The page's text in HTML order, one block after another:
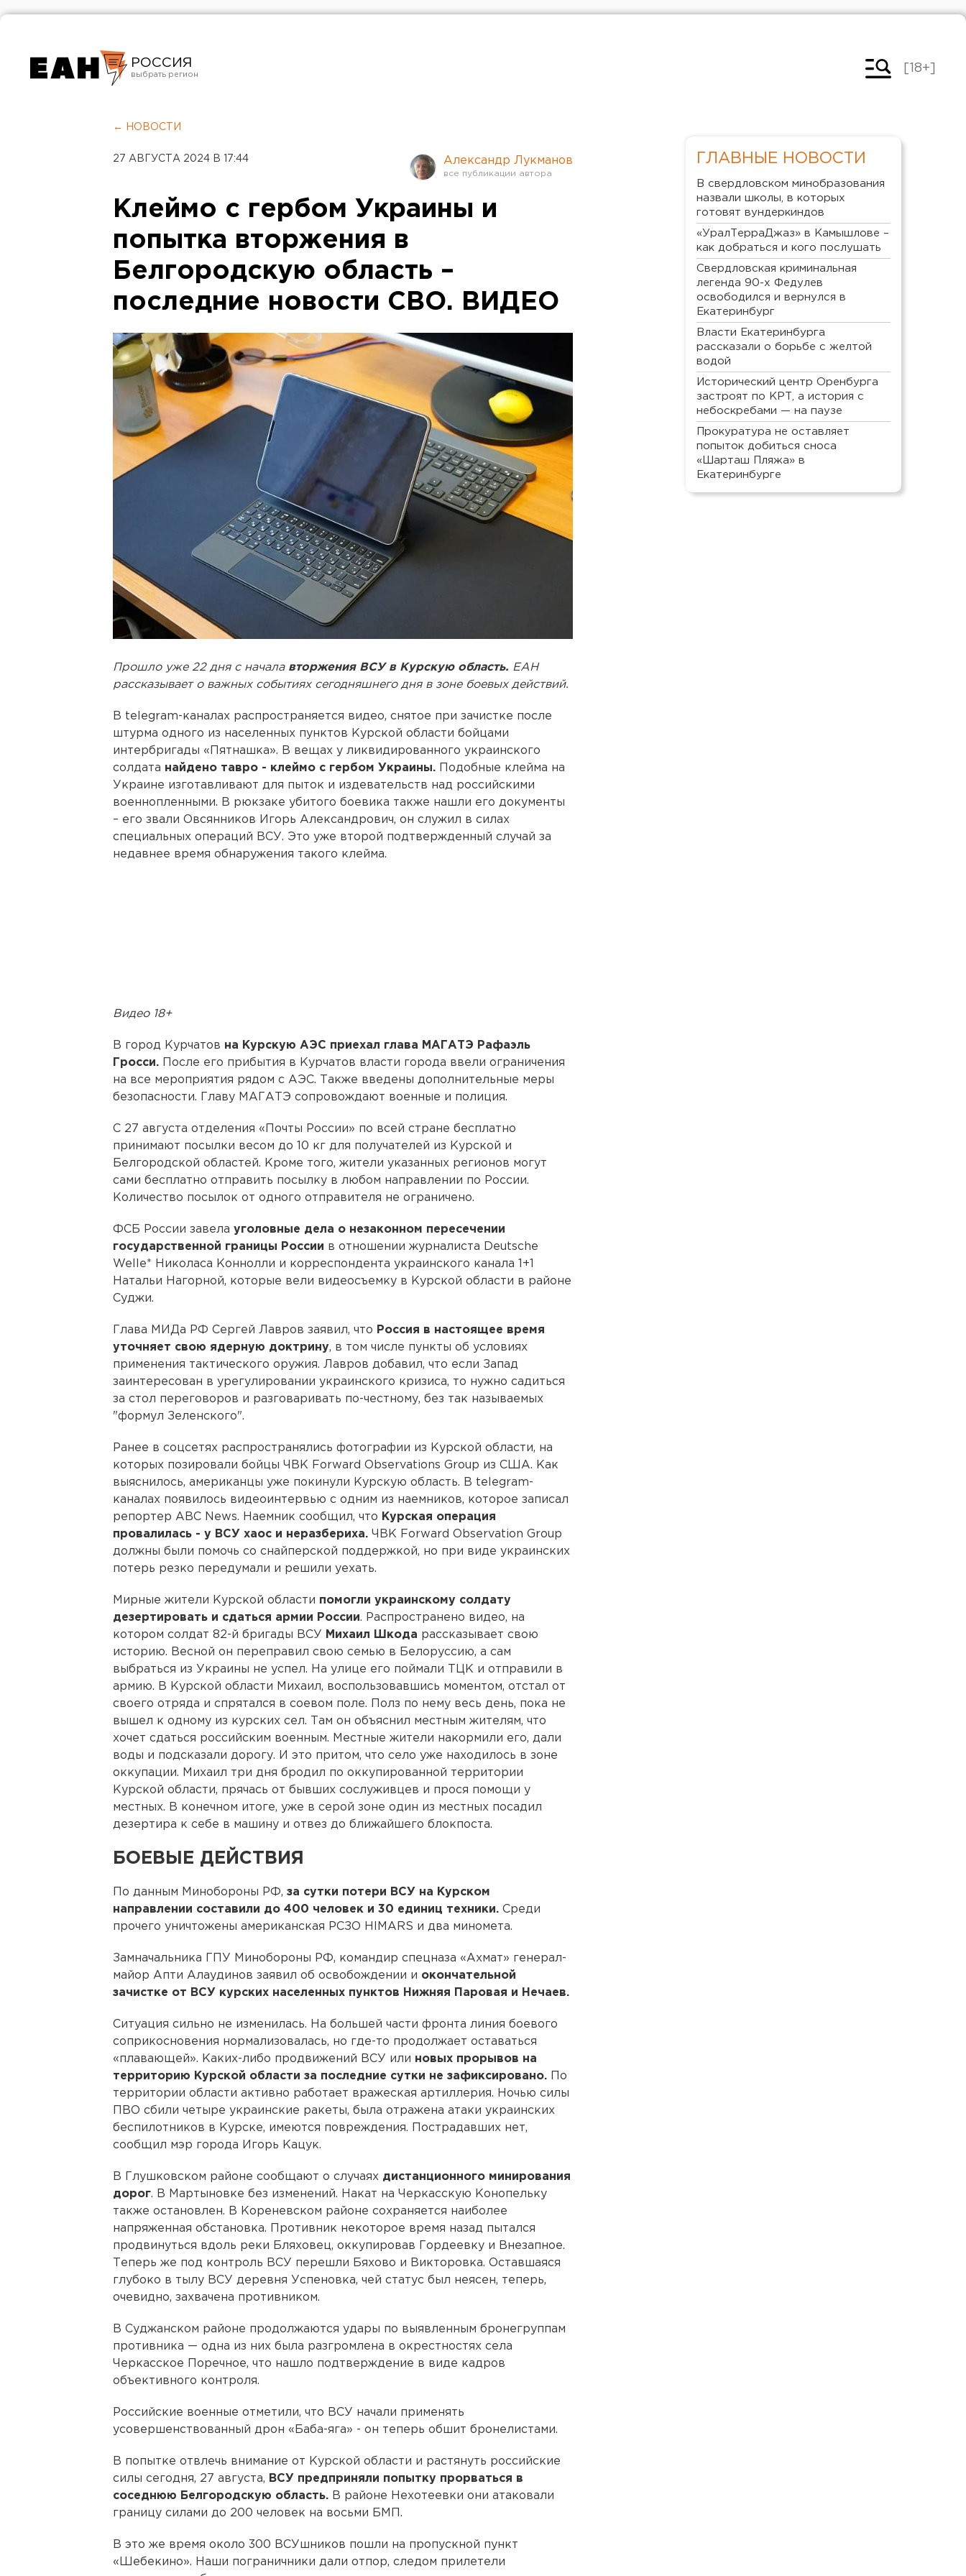
РОССИЯ
Челябинск
[18+]
← НОВОСТИ
27 АВГУСТА 2024 В 17:44 Александр Лукманов
Клеймо с гербом Украины и
попытка вторжения в
Белгородскую область –
последние новости СВО. ВИДЕО
Прошло уже 22 дня с начала вторжения ВСУ в Курскую область. ЕАН
рассказывает о важных событиях сегодняшнего дня в зоне боевых действий.
В telegram-каналах распространяется видео, снятое при зачистке после
штурма одного из населенных пунктов Курской области бойцами
интербригады «Пятнашка». В вещах у ликвидированного украинского
солдата найдено тавро - клеймо с гербом Украины. Подобные клейма на
Украине изготавливают для пыток и издевательств над российскими
военнопленными. В рюкзаке убитого боевика также нашли его документы
– его звали Овсянников Игорь Александрович, он служил в силах
специальных операций ВСУ. Это уже второй подтвержденный случай за
недавнее время обнаружения такого клейма.
Видео 18+
В город Курчатов на Курскую АЭС приехал глава МАГАТЭ Рафаэль
Гросси. После его прибытия в Курчатов власти города ввели ограничения
на все мероприятия рядом с АЭС. Также введены дополнительные меры
безопасности. Главу МАГАТЭ сопровождают военные и полиция.
С 27 августа отделения «Почты России» по всей стране бесплатно
принимают посылки весом до 10 кг для получателей из Курской и
Белгородской областей. Кроме того, жители указанных регионов могут
сами бесплатно отправить посылку в любом направлении по России.
Количество посылок от одного отправителя не ограничено.
ФСБ России завела уголовные дела о незаконном пересечении
государственной границы России в отношении журналиста Deutsche
Welle* Николаса Коннолли и корреспондента украинского канала 1+1
Натальи Нагорной, которые вели видеосъемку в Курской области в районе
Суджи.
Глава МИДа РФ Сергей Лавров заявил, что Россия в настоящее время
уточняет свою ядерную доктрину, в том числе пункты об условиях
применения тактического оружия. Лавров добавил, что если Запад
заинтересован в урегулировании украинского кризиса, то нужно садиться
за стол переговоров и разговаривать по-честному, без так называемых
"формул Зеленского".
Ранее в соцсетях распространялись фотографии из Курской области, на
которых позировали бойцы ЧВК Forward Observations Group из США. Как
выяснилось, американцы уже покинули Курскую область. В telegram-
каналах появилось видеоинтервью с одним из наемников, которое записал
репортер ABC News. Наемник сообщил, что Курская операция
провалилась - у ВСУ хаос и неразбериха. ЧВК Forward Observation Group
должны были помочь со снайперской поддержкой, но при виде украинских
потерь резко передумали и решили уехать.
Мирные жители Курской области помогли украинскому солдату
дезертировать и сдаться армии России. Распространено видео, на
котором солдат 82-й бригады ВСУ
Михаил Шкода рассказывает свою
историю. Весной он переправил свою семью в Белоруссию, а сам
выбраться из Украины не успел. На улице его поймали ТЦК и отправили в
армию. В Курской области Михаил, воспользовавшись моментом, отстал от
своего отряда и спрятался в соевом поле. Полз по нему весь день, пока не
вышел к одному из курских сел. Там он объяснил местным жителям, что
хочет сдаться российским военным. Местные жители накормили его, дали
воды и подсказали дорогу. И это притом, что село уже находилось в зоне
оккупации. Михаил три дня бродил по оккупированной территории
Курской области, прячась от бывших сослуживцев и прося помощи у
местных. В конечном итоге, уже в серой зоне один из местных посадил
дезертира к себе в машину и отвез до ближайшего блокпоста.
БОЕВЫЕ ДЕЙСТВИЯ
По данным Минобороны РФ, за сутки потери ВСУ на Курском
направлении составили до 400 человек и 30 единиц техники. Среди
прочего уничтожены американская РСЗО HIMARS и два миномета.
Замначальника ГПУ Минобороны РФ, командир спецназа «Ахмат» генерал-
майор Апти Алаудинов заявил об освобождении и окончательной
зачистке от ВСУ курских населенных пунктов Нижняя Паровая и Нечаев.
Ситуация сильно не изменилась. На большей части фронта линия боевого
соприкосновения нормализовалась, но где-то продолжает оставаться
«плавающей». Каких-либо продвижений ВСУ или новых прорывов на
территорию Курской области за последние сутки не зафиксировано.
По
территории области активно работает вражеская артиллерия. Ночью силы
ПВО сбили четыре украинские ракеты, была отражена атаки украинских
беспилотников в Курске, имеются повреждения. Пострадавших нет,
сообщил мэр города Игорь Кацук.
В Глушковском районе сообщают о случаях дистанционного минирования
дорог. В Мартыновке без изменений. Накат на Черкасскую Конопельку
также остановлен. В Кореневском районе сохраняется наиболее
напряженная обстановка. Противник некоторое время назад пытался
продвинуться вдоль реки Бляховец, оккупировав Гордеевку и Внезапное.
Теперь же под контроль ВСУ перешли Бяхово и Викторовка. Оставшаяся
глубоко в тылу ВСУ деревня Успеновка, чей статус был неясен, теперь,
очевидно, захвачена противником.
В Суджанском районе продолжаются удары по выявленным бронегруппам
противника — одна из них была разгромлена в окрестностях села
Черкасское Поречное, что нашло подтверждение в виде кадров
объективного контроля.
Российские военные отметили, что ВСУ начали применять
усовершенствованный дрон «Баба-яга» - он теперь обшит бронелистами.
В попытке отвлечь внимание от Курской области и растянуть российские
силы сегодня, 27 августа, ВСУ предприняли попытку прорваться в
соседнюю Белгородскую область. В районе Нехотеевки они атаковали
границу силами до 200 человек на восьми БМП.
В это же время около 300 ВСУшников пошли на пропускной пункт
«Шебекино». Наши пограничники дали отпор, следом прилетели
ГЛАВНЫЕ НОВОСТИ
В свердловском минобразования
назвали школы, в которых
готовят вундеркиндов
«УралТерраДжаз» в Камышлове –
как добраться и кого послушать
Свердловская криминальная
легенда 90-х Федулев
освободился и вернулся в
Екатеринбург
Власти Екатеринбурга
рассказали о борьбе с желтой
водой
Исторический центр Оренбурга
застроят по КРТ, а история с
небоскребами — на паузе
Прокуратура не оставляет
попыток добиться сноса
«Шарташ Пляжа» в
Екатеринбурге